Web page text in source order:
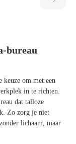
bureau
keuze om met een
in te richten.
dat talloze
Zo zorg je niet
lichaam, maar